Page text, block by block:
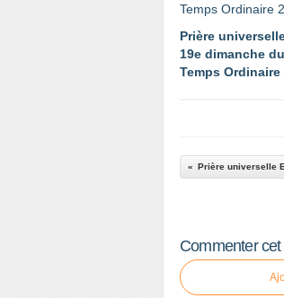
Prière
19e dimanche du
Temps Ordinaire
Prière universelle
Commenter cet